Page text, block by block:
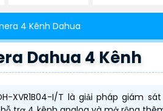
4 Kênh Dahua
Dahua 4 Kênh
XVR1B04-I/T là giải pháp giám